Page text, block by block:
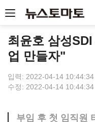
최윤호 삼성
업 만들자"
입력: 2022-04-14 10:44:34
수정: 2022-04-14 10:44:34
부임 후 첫 임직원